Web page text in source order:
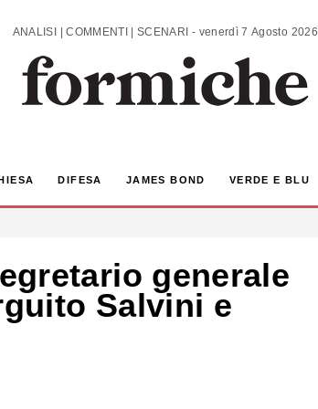
ANALISI | COMMENTI | SCENARI - venerdì 7 Agosto 2026
DIFESA JAMES BOND VERDE E BLU
generale
Salvini e